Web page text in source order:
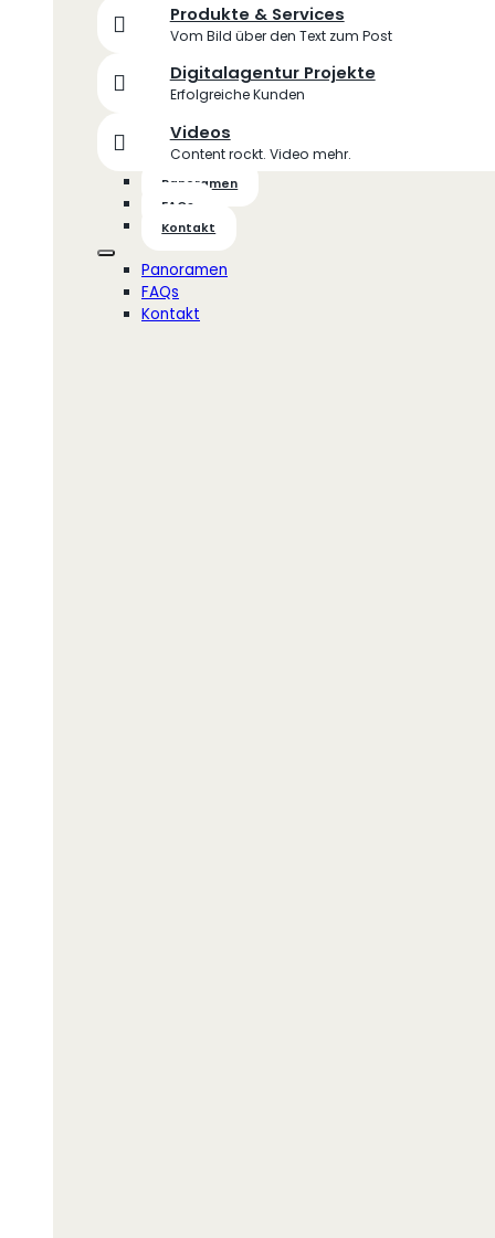
Produkte & Services
Vom Bild über den Text zum Post
Digitalagentur Projekte
Erfolgreiche Kunden
Videos
Content rockt. Video mehr.
Panoramen
FAQs
Kontakt
Panoramen
FAQs
Kontakt